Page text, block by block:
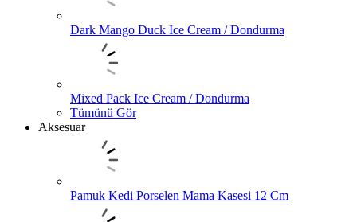
Dark Mango Duck Ice Cream / Dondurma
Mixed Pack Ice Cream / Dondurma
Tümünü Gör
Aksesuar
Pamuk Kedi Porselen Mama Kasesi 12 Cm